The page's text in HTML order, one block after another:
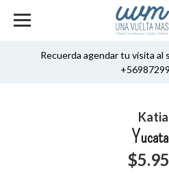
Recuerda agendar tu visita al
Katia